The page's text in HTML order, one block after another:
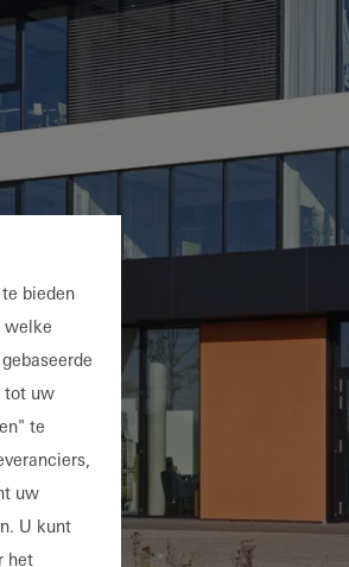
bieden
welke
tot uw
te
uw
U kunt
het